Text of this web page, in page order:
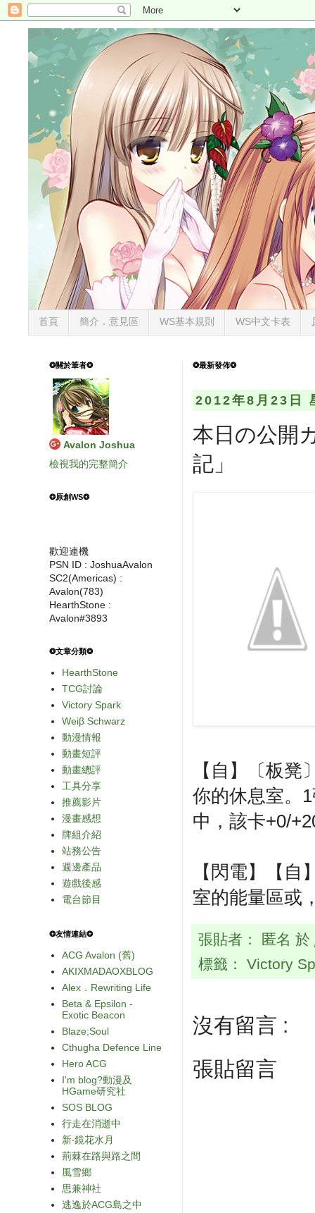
首頁 簡介．意見區 WS基本規則 WS中文卡表
❂最新發佈❂
2012年8月23日
本日の公開
記」
【自】〔板
你的休息室。
中，該卡+0/
【閃電】【
室的能量區或
張貼者： 匿名 於
標籤： Victory
沒有留言 :
張貼留言
❂關於筆者❂
Avalon Joshua
檢視我的完整簡介
❂原創WS❂
歡迎連機
PSN ID : JoshuaAvalon
SC2(Americas) :
Avalon(783)
HearthStone :
Avalon#3893
❂文章分類❂
HearthStone
TCG討論
Victory Spark
Weiβ Schwarz
動漫情報
動畫短評
動畫總評
工具分享
推薦影片
漫畫感想
牌組介紹
站務公告
週邊產品
遊戲後感
電台節目
❂友情連結❂
ACG Avalon (舊)
AKIXMADAOXBLOG
Alex．Rewriting Life
Beta & Epsilon -
Exotic Beacon
Blaze;Soul
Cthugha Defence Line
Hero ACG
I'm blog?動漫及
HGame研究社
SOS BLOG
行走在消逝中
新‧鏡花水月
荊棘在路與路之間
風雪鄉
思兼神社
逃逸於ACG島之中